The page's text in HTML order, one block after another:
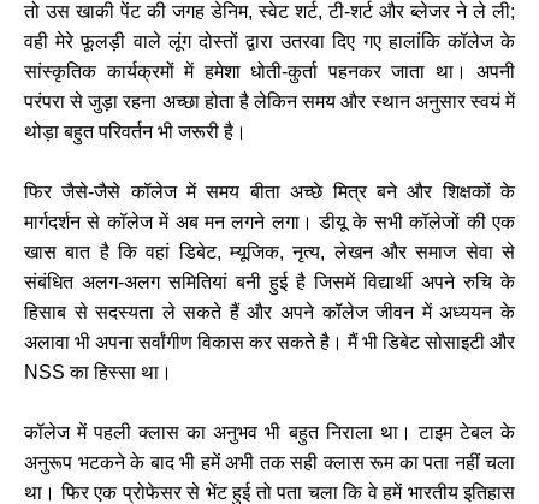
तो उस खाकी पेंट की जगह डेनिम, स्वेट शर्ट, टी-शर्ट और ब्लेजर ने ले ली;
वही मेरे फूलड़ी वाले लूंग दोस्तों द्वारा उतरवा दिए गए हालांकि कॉलेज के
सांस्कृतिक कार्यक्रमों में हमेशा धोती-कुर्ता पहनकर जाता था। अपनी
परंपरा से जुड़ा रहना अच्छा होता है लेकिन समय और स्थान अनुसार स्वयं में
थोड़ा बहुत परिवर्तन भी जरूरी है।
फिर जैसे-जैसे कॉलेज में समय बीता अच्छे मित्र बने और शिक्षकों के
मार्गदर्शन से कॉलेज में अब मन लगने लगा। डीयू के सभी कॉलेजों की एक
खास बात है कि वहां डिबेट, म्यूजिक, नृत्य, लेखन और समाज सेवा से
संबंधित अलग-अलग समितियां बनी हुई है जिसमें विद्यार्थी अपने रुचि के
हिसाब से सदस्यता ले सकते हैं और अपने कॉलेज जीवन में अध्ययन के
अलावा भी अपना सर्वांगीण विकास कर सकते है। मैं भी डिबेट सोसाइटी और
NSS का हिस्सा था।
कॉलेज में पहली क्लास का अनुभव भी बहुत निराला था। टाइम टेबल के
अनुरूप भटकने के बाद भी हमें अभी तक सही क्लास रूम का पता नहीं चला
था। फिर एक प्रोफेसर से भेंट हुई तो पता चला कि वे हमें भारतीय इतिहास